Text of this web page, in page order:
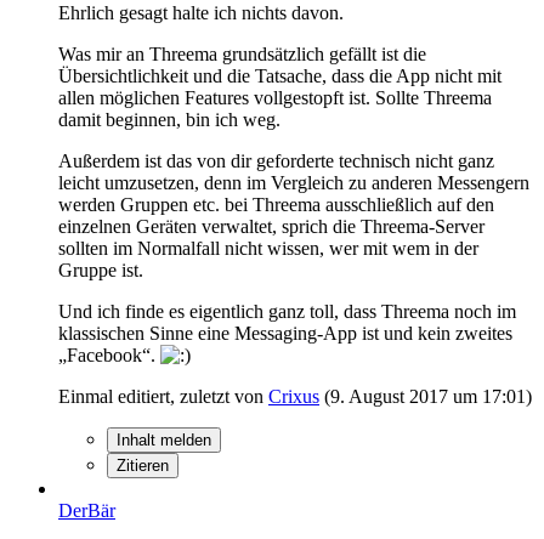
Ehrlich gesagt halte ich nichts davon.
Was mir an Threema grundsätzlich gefällt ist die
Übersichtlichkeit und die Tatsache, dass die App nicht mit
allen möglichen Features vollgestopft ist. Sollte Threema
damit beginnen, bin ich weg.
Außerdem ist das von dir geforderte technisch nicht ganz
leicht umzusetzen, denn im Vergleich zu anderen Messengern
werden Gruppen etc. bei Threema ausschließlich auf den
einzelnen Geräten verwaltet, sprich die Threema-Server
sollten im Normalfall nicht wissen, wer mit wem in der
Gruppe ist.
Und ich finde es eigentlich ganz toll, dass Threema noch im
klassischen Sinne eine Messaging-App ist und kein zweites
„Facebook“.
Einmal editiert, zuletzt von Crixus (9. August 2017 um 17:01)
Inhalt melden
Zitieren
DerBär